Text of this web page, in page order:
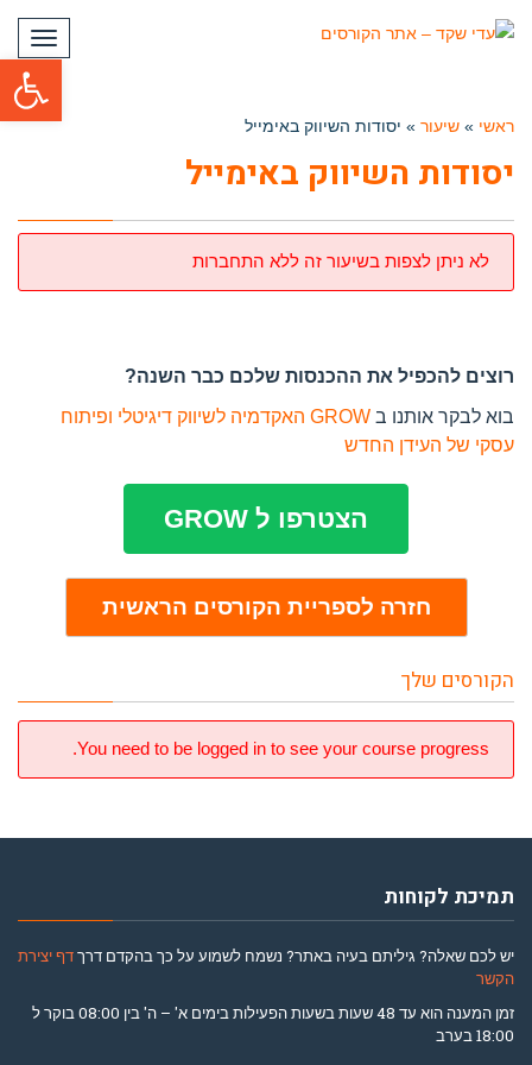
ראשי » שיעור » יסודות השיווק באימייל
יסודות השיווק באימייל
לא ניתן לצפות בשיעור זה ללא התחברות
רוצים להכפיל את ההכנסות שלכם כבר השנה?
בוא לבקר אותנו ב
GROW האקדמיה לשיווק דיגיטלי ופיתוח
עסקי של העידן החדש
הצטרפו ל GROW
חזרה לספריית הקורסים הראשית
הקורסים שלך
You need to be logged in to see your course progress.
תמיכת לקוחות
יש לכם שאלה? גיליתם בעיה באתר? נשמח לשמוע על כך בהקדם דרךדף יצירת
הקשר
זמן המענה הוא עד 48 שעות בשעות הפעילות בימים א' – ה' בין 08:00 בוקר ל
18:00 בערב
פתח